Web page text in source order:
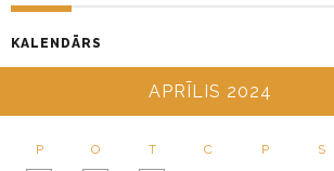
KALENDĀRS
APRĪLIS 2024
P O T C P S